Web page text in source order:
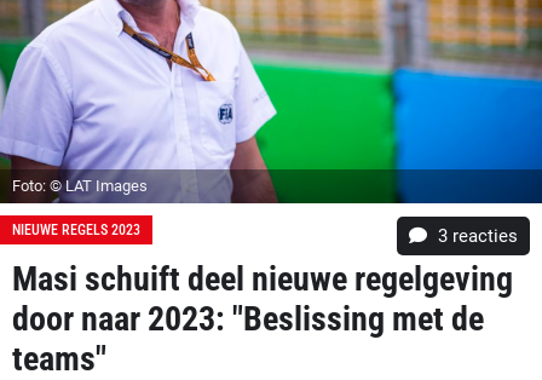
Foto: © LAT Images
NIEUWE REGELS 2023 3 reacties
Masi schuift deel nieuwe regelgeving
door naar 2023: "Beslissing met de
teams"